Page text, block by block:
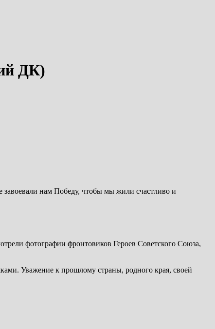
ДК)
нам Победу, чтобы мы жили счастливо и
фотографии фронтовиков Героев Советского Союза,
Уважение к прошлому страны, родного края, своей